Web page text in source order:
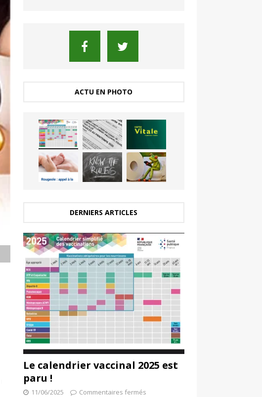
ACTU EN PHOTO
DERNIERS ARTICLES
Le calendrier vaccinal 2025 est
paru !
11/06/2025 Commentaires fermés